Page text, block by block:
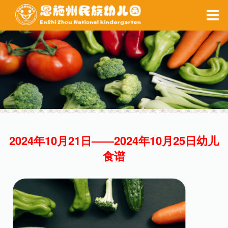
家园互动
备课系统
每周食谱
健康之窗
当前位置 ：网站首页 > 后勤保障 > 每周食谱
每周食谱
2024年10月21日——2024年10月25日幼儿
食谱